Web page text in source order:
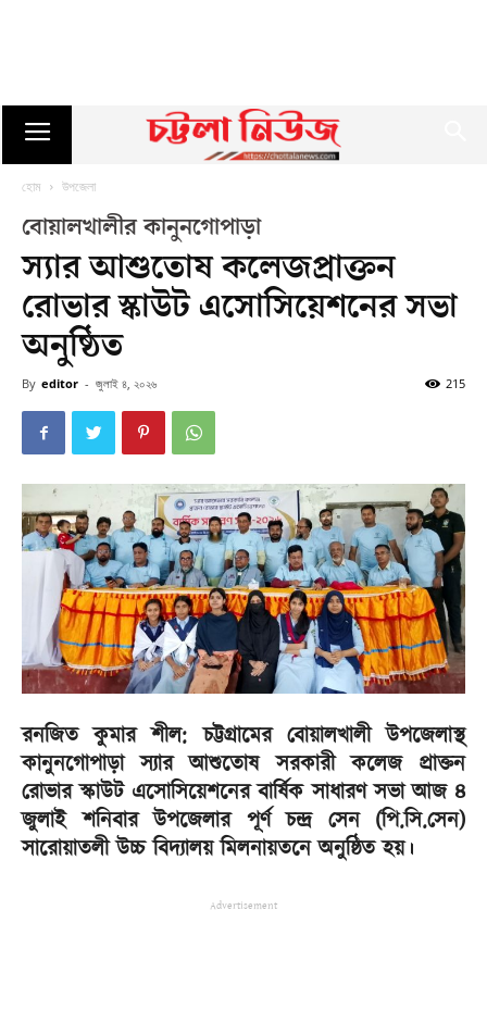
হোম উপজেলা
বোয়ালখালীর কানুনগোপাড়া
স্যার আশুতোষ কলেজপ্রাক্তন
রোভার স্কাউট এসোসিয়েশনের সভা
অনুষ্ঠিত
By editor - জুলাই ৪, ২০২৬ 215
রনজিত কুমার শীল: চট্টগ্রামের বোয়ালখালী উপজেলাস্থ
কানুনগোপাড়া স্যার আশুতোষ সরকারী কলেজ প্রাক্তন
রোভার স্কাউট এসোসিয়েশনের বার্ষিক সাধারণ সভা আজ ৪
জুলাই শনিবার উপজেলার পূর্ণ চন্দ্র সেন (পি.সি.সেন)
সারোয়াতলী উচ্চ বিদ্যালয় মিলনায়তনে অনুষ্ঠিত হয়।
Advertisement